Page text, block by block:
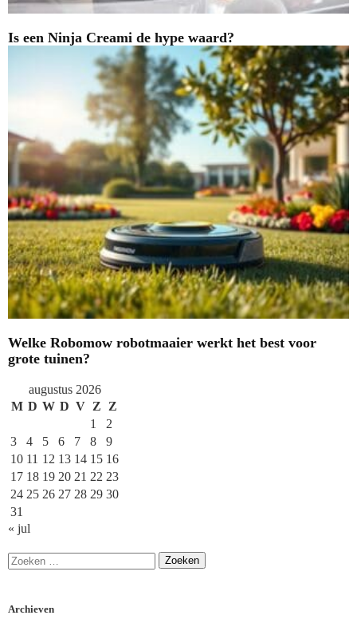
Is een Ninja Creami de hype waard?
Welke Robomow robotmaaier werkt het best voor
grote tuinen?
augustus 2026
M D W D V Z
Z
1
2
3
4 5 6 7 8
9
10 11 12 13 14 15 16
17 18 19 20 21 22 23
24 25 26 27 28 29 30
31
« jul
Archieven